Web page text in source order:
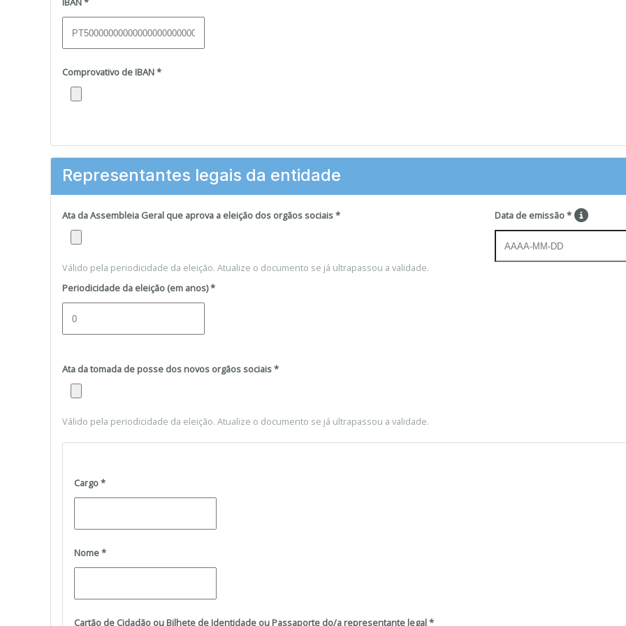
Comprovativo de IBAN*
Representantes legais da entidade
Ata da Assembleia Geral que aprova a eleição dos orgãos sociais*
Válido pela periodicidade da eleição. Atualize o documento se já ultrapassou a validade.
Data de emissão*
Periodicidade da eleição (em anos)*
Ata da tomada de posse dos novos orgãos sociais*
Válido pela periodicidade da eleição. Atualize o documento se já ultrapassou a validade.
Cargo*
Nome*
Cartão de Cidadão ou Bilhete de Identidade ou Passaporte do/a representante legal*